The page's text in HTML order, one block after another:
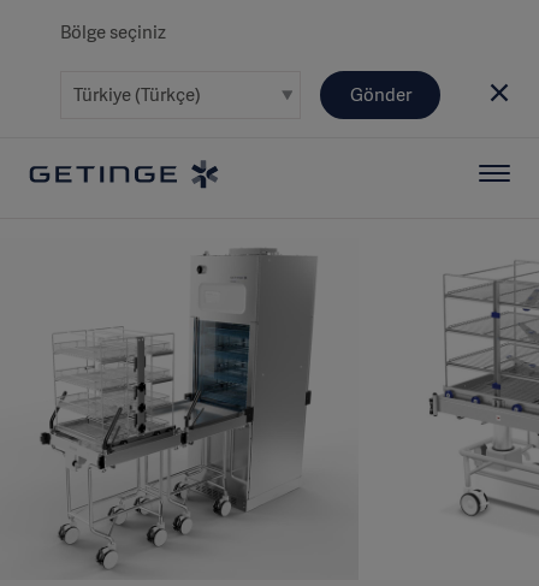
Bölge seçiniz
Gönder